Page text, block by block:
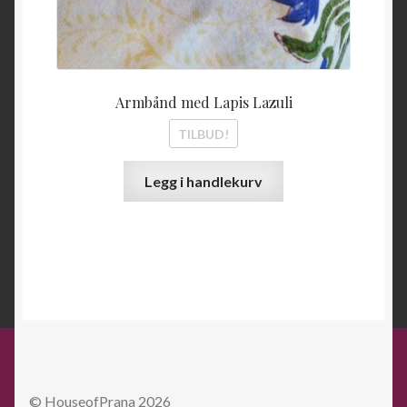
Armbånd med Lapis Lazuli
TILBUD!
Legg i handlekurv
© HouseofPrana 2026